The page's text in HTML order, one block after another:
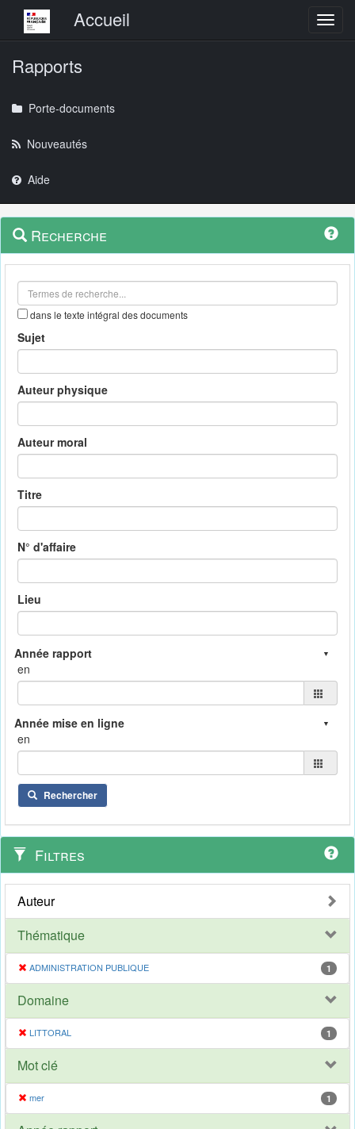
Menu principalAccueil
Rapports
Porte-documents
Nouveautés
Aide
Navigation
outils
Menu
contextuel
Recherche
dans le texte intégral des documents
Sujet
Auteur physique
Auteur moral
Titre
N° d'affaire
Lieu
en
en
Rechercher
Filtres
Auteur
Thématique
ADMINISTRATION PUBLIQUE 1
Domaine
LITTORAL 1
Mot clé
mer 1